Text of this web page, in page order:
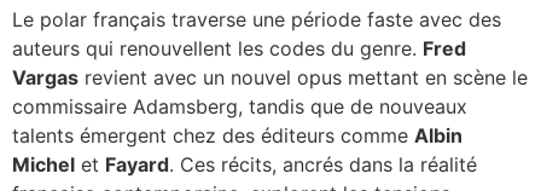
Le polar français traverse une période faste avec des
auteurs qui renouvellent les codes du genre. Fred
Vargas revient avec un nouvel opus mettant en scène le
commissaire Adamsberg, tandis que de nouveaux
talents émergent chez des éditeurs comme Albin
Michel et Fayard. Ces récits, ancrés dans la réalité